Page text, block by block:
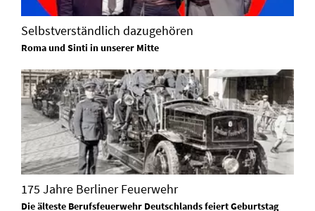
Selbstverständlich dazugehören
Roma und Sinti in unserer Mitte
175 Jahre Berliner Feuerwehr
Die älteste Berufsfeuerwehr Deutschlands feiert Geburtstag